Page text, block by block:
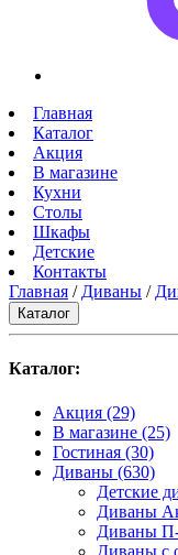
Главная
Каталог
Акция
В магазине
Кухни
Столы
Шкафы
Детские
Контакты
Главная / Диваны /
Каталог
Каталог:
Акция (29)
В магазине (25)
Гостиная (30)
Диваны (630)
Детские
Диваны
Диваны
Диваны с